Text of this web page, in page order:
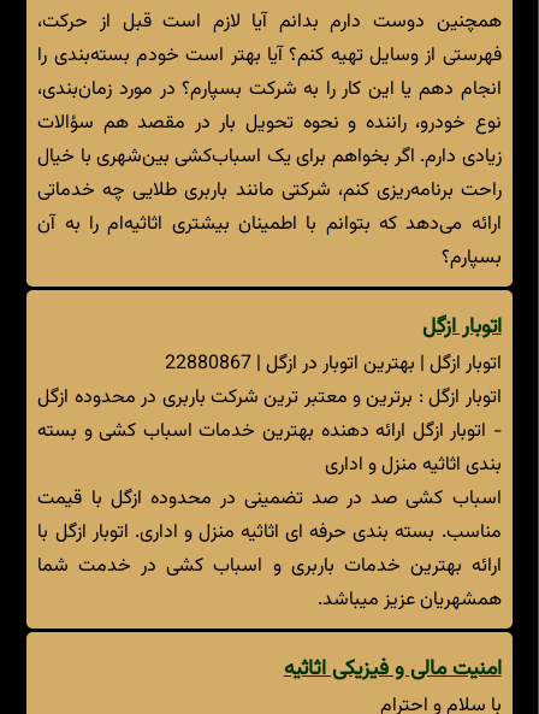
همچنین دوست دارم بدانم آیا لازم است قبل از حرکت،
فهرستی از وسایل تهیه کنم؟ آیا بهتر است خودم بسته‌بندی را
انجام دهم یا این کار را به شرکت بسپارم؟ در مورد زمان‌بندی،
نوع خودرو، راننده و نحوه تحویل بار در مقصد هم سؤالات
زیادی دارم. اگر بخواهم برای یک اسباب‌کشی بین‌شهری با خیال
راحت برنامه‌ریزی کنم، شرکتی مانند باربری طلایی چه خدماتی
ارائه می‌دهد که بتوانم با اطمینان بیشتری اثاثیه‌ام را به آن
بسپارم؟
اتوبار ازگل
اتوبار ازگل | بهترین اتوبار در ازگل | 22880867
اتوبار ازگل : برترین و معتبر ترین شرکت باربری در محدوده ازگل
- اتوبار ازگل ارائه دهنده بهترین خدمات اسباب کشی و بسته
بندی اثاثیه منزل و اداری
اسباب کشی صد در صد تضمینی در محدوده ازگل با قیمت
مناسب. بسته بندی حرفه ای اثاثیه منزل و اداری. اتوبار ازگل با
ارائه بهترین خدمات باربری و اسباب کشی در خدمت شما
همشهریان عزیز میباشد.
امنیت مالی و فیزیکی اثاثیه
با سلام و احترام